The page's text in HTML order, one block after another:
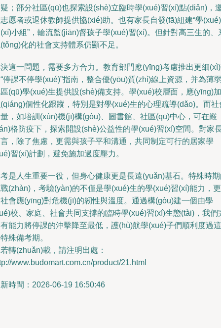
；部分社區(qū)也探索設(shè)立臨時學(xué)習(xí)點(diǎn)，
愿者或退休教師提供協(xié)助。也有家長自發(fā)組建“學(xué)
小組”，輪流監(jiān)督孩子學(xué)習(xí)。但針對高三生的、
化的社會支持體系仍顯不足。
這一問題，需要多方合力。教育部門應(yīng)考慮推出更細
停課不停學(xué)”指南，整合優(yōu)質(zhì)線上資源，并為薄
(qū)學(xué)生提供設(shè)備支持。學(xué)校層面，應(yīng)加
個性化跟蹤，特別是對學(xué)生的心理疏導(dǎo)。而社
，如培訓(xùn)機(jī)構(gòu)、圖書館、社區(qū)中心，可在嚴
格防疫下，探索開設(shè)公益性的學(xué)習(xí)空間。對家
，除了焦慮，更需與孩子平和溝通，共同制定可行的居家學
習(xí)計劃，避免施加過度壓力。
是人生重要一役，但身心健康更是長遠(yuǎn)基石。特殊時
(zhàn)，考驗(yàn)的不僅是學(xué)生的學(xué)習(xí)能力，更
會應(yīng)對危機(jī)的韌性與溫度。通過構(gòu)建一個由學
校、家庭、社會共同支撐的臨時學(xué)習(xí)生態(tài)，我們
能力將停課的沖擊降至最低，護(hù)航學(xué)子們順利度過這
殊備考期。
轉(zhuǎn)載，請注明出處：
www.budomart.com.cn/product/21.html
時間：2026-06-19 16:50:46